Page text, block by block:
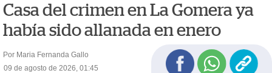
Casa del crimen en La Gomera ya
había sido allanada en enero
Por Maria Fernanda Gallo
09 de agosto de 2026, 01:45